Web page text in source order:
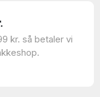
kr. så betaler vi